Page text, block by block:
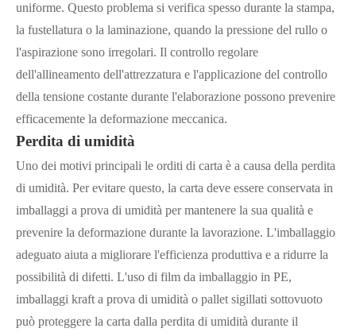
uniforme. Questo problema si verifica spesso durante la stampa,
la fustellatura o la laminazione, quando la pressione del rullo o
l'aspirazione sono irregolari. Il controllo regolare
dell'allineamento dell'attrezzatura e l'applicazione del controllo
della tensione costante durante l'elaborazione possono prevenire
efficacemente la deformazione meccanica.
Perdita di umidità
Uno dei motivi principali le orditi di carta è a causa della perdita
di umidità. Per evitare questo, la carta deve essere conservata in
imballaggi a prova di umidità per mantenere la sua qualità e
prevenire la deformazione durante la lavorazione. L'imballaggio
adeguato aiuta a migliorare l'efficienza produttiva e a ridurre la
possibilità di difetti. L'uso di film da imballaggio in PE,
imballaggi kraft a prova di umidità o pallet sigillati sottovuoto
può proteggere la carta dalla perdita di umidità durante il